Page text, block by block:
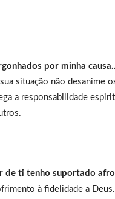
por minha
situação não desanime
a responsabilidade
de ti tenho suportado
à fidelidade a